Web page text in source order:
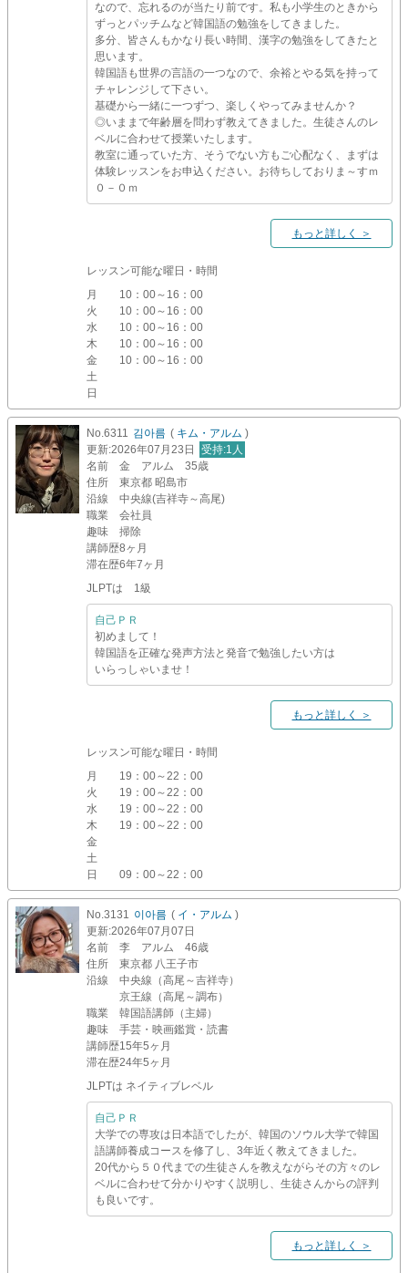
なので、忘れるのが当たり前です。私も小学生のときから
ずっとパッチムなど韓国語の勉強をしてきました。
多分、皆さんもかなり長い時間、漢字の勉強をしてきたと
思います。
韓国語も世界の言語の一つなので、余裕とやる気を持って
チャレンジして下さい。
基礎から一緒に一つずつ、楽しくやってみませんか？
◎いままで年齢層を問わず教えてきました。生徒さんのレ
ベルに合わせて授業いたします。
教室に通っていた方、そうでない方もご心配なく、まずは
体験レッスンをお申込ください。お待ちしておりま～すｍ
０－０ｍ
もっと詳しく ＞
レッスン可能な曜日・時間
月
10：00～16：00
火
10：00～16：00
水
10：00～16：00
木
10：00～16：00
金
10：00～16：00
土
日
No.6311 김아름 ( キム・アルム )
更新:2026年07月23日 受持:1人
名前
金 アルム 35歳
住所
東京都 昭島市
沿線
中央線(吉祥寺～高尾)
職業
会社員
趣味
掃除
講師歴8ヶ月
滞在歴6年7ヶ月
JLPTは 1級
自己ＰＲ
初めまして！
韓国語を正確な発声方法と発音で勉強したい方は
いらっしゃいませ！
もっと詳しく ＞
レッスン可能な曜日・時間
月
19：00～22：00
火
19：00～22：00
水
19：00～22：00
木
19：00～22：00
金
土
日
09：00～22：00
No.3131 이아름 ( イ・アルム )
更新:2026年07月07日
名前
李 アルム 46歳
住所
東京都 八王子市
沿線
中央線（高尾～吉祥寺）
京王線（高尾～調布）
職業
韓国語講師（主婦）
趣味
手芸・映画鑑賞・読書
講師歴15年5ヶ月
滞在歴24年5ヶ月
JLPTは ネイティブレベル
自己ＰＲ
大学での専攻は日本語でしたが、韓国のソウル大学で韓国
語講師養成コースを修了し、3年近く教えてきました。
20代から５０代までの生徒さんを教えながらその方々のレ
ベルに合わせて分かりやすく説明し、生徒さんからの評判
も良いです。
もっと詳しく ＞